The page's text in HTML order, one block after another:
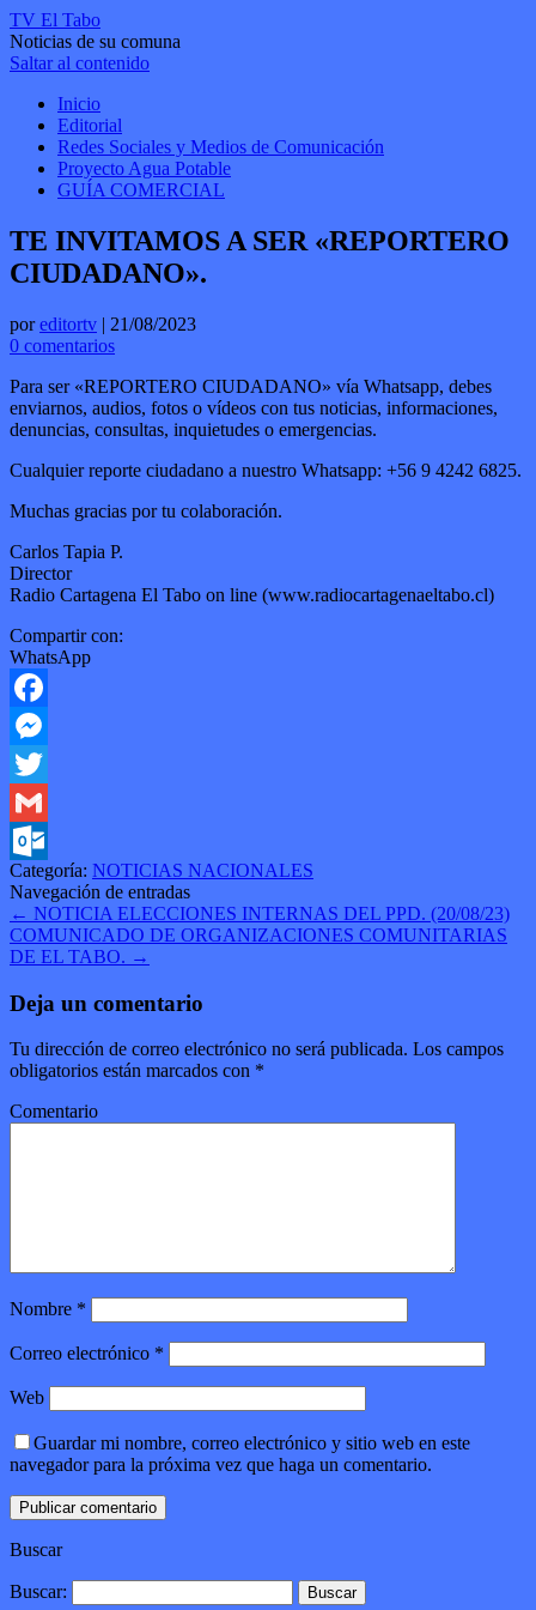
TV El Tabo
Noticias de su comuna
Saltar al contenido
Inicio
Editorial
Redes Sociales y Medios de Comunicación
Proyecto Agua Potable
GUÍA COMERCIAL
TE INVITAMOS A SER «REPORTERO
CIUDADANO».
poreditortv | 21/08/2023
0 comentarios
Para ser «REPORTERO CIUDADANO» vía Whatsapp, debes
enviarnos, audios, fotos o vídeos con tus noticias, informaciones,
denuncias, consultas, inquietudes o emergencias.
Cualquier reporte ciudadano a nuestro Whatsapp: +56 9 4242 6825.
Muchas gracias por tu colaboración.
Carlos Tapia P.
Director
Radio Cartagena El Tabo on line (www.radiocartagenaeltabo.cl)
Compartir con:
WhatsApp
Facebook
Messenger
Twitter
Gmail
Outlook.com
Categoría: NOTICIAS NACIONALES
Navegación de entradas
← NOTICIA ELECCIONES INTERNAS DEL PPD. (20/08/23)
COMUNICADO DE ORGANIZACIONES COMUNITARIAS
DE EL TABO. →
Deja un comentario
Tu dirección de correo electrónico no será publicada. Los campos
obligatorios están marcados con *
Comentario
Nombre *
Correo electrónico *
Web
Guardar mi nombre, correo electrónico y sitio web en este
navegador para la próxima vez que haga un comentario.
Buscar
Buscar: